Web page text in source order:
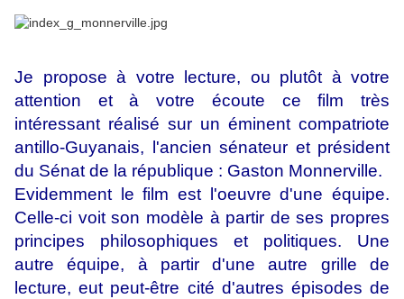
Je propose à votre lecture, ou plutôt à votre
attention et à votre écoute ce film très
intéressant réalisé sur un éminent compatriote
antillo-Guyanais, l'ancien sénateur et président
du Sénat de la république : Gaston Monnerville.
Evidemment le film est l'oeuvre d'une équipe.
Celle-ci voit son modèle à partir de ses propres
principes philosophiques et politiques. Une
autre équipe, à partir d'une autre grille de
lecture, eut peut-être cité d'autres épisodes de